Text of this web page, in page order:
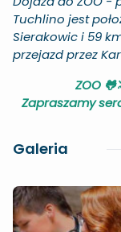
Tuchlino jest
Sierakowic i 59
przejazd przez
ZOO
Zapraszamy
Galeria